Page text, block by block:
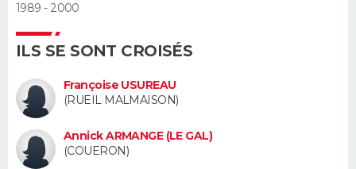
BONS PLANS
CARTE DE VOEUX
Carte de Noël
Carte Bonne année
Carte Saint-Valentin
Carte Pâques
Carte d'anniversaire
DICTIONNAIRE
Dictionnaire
Biographies
Citations
Expressions
Proverbes
COPAINS D'AVANT
1989 - 2000
ILS SE SONT CROISÉS
Françoise USUREAU
(RUEIL MALMAISON)
Annick ARMANGE (LE GAL)
(COUERON)